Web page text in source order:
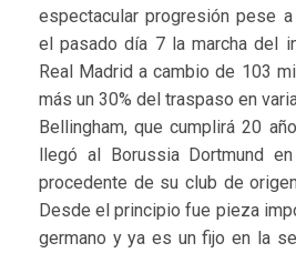
espectacular progresión pese a
el pasado día 7 la marcha del
Real Madrid a cambio de 103
más un 30% del traspaso en
Bellingham, que cumplirá 20
llegó al Borussia Dortmund
procedente de su club de
Desde el principio fue pieza
germano y ya es un fijo en la